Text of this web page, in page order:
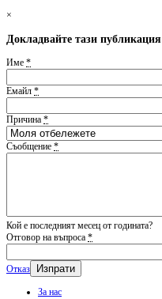
×
Докладвайте тази публикация
Име *
Емайл *
Причина *
Съобщение *
Кой е последният месец от годината?
Отговор на въпроса *
Отказ
За нас